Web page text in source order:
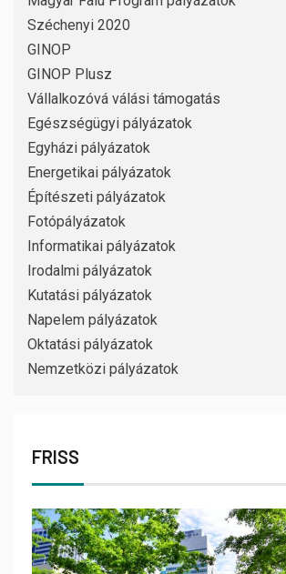
Széchenyi 2020
GINOP
GINOP Plusz
Vállalkozóvá válási támogatás
Egészségügyi pályázatok
Egyházi pályázatok
Energetikai pályázatok
Építészeti pályázatok
Fotópályázatok
Informatikai pályázatok
Irodalmi pályázatok
Kutatási pályázatok
Napelem pályázatok
Oktatási pályázatok
Nemzetközi pályázatok
FRISS